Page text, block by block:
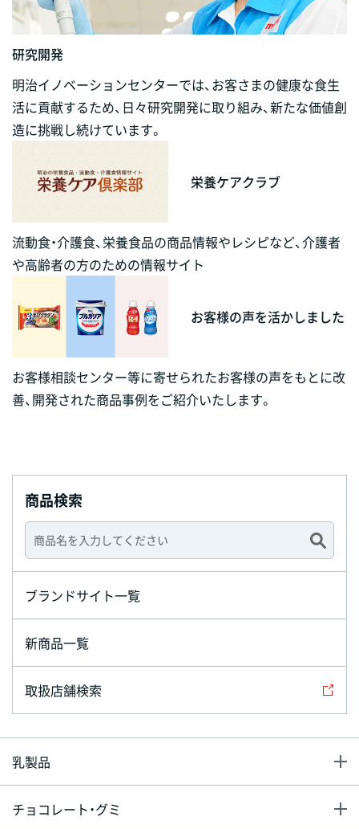
研究開発
明治イノベーションセンターでは、お客さまの健康な食生
活に貢献するため、日々研究開発に取り組み、新たな価値創
造に挑戦し続けています。
栄養ケアクラブ
流動食・介護食、栄養食品の商品情報やレシピなど、介護者
や高齢者の方のための情報サイト
お客様の声を活かしました
お客様相談センター等に寄せられたお客様の声をもとに改
善、開発された商品事例をご紹介いたします。
商品検索
ブランドサイト一覧
新商品一覧
取扱店舗検索
乳製品
チョコレート・グミ